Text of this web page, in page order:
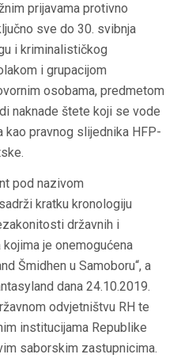
prijavama protivno
sve do 30. svibnja
i kriminalističkog
i grupacijom
osobama, predmetom
naknade štete koji se vode
kao pravnog slijednika HFP-
pod nazivom
kratku kronologiju
državnih i
je onemogućena
Šmidhen u Samoboru“, a
dana 24.10.2019.
odvjetništvu RH te
institucijama Republike
saborskim zastupnicima.